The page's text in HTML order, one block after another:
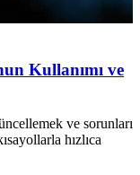
Kullanımı ve
ve sorunları
hızlıca